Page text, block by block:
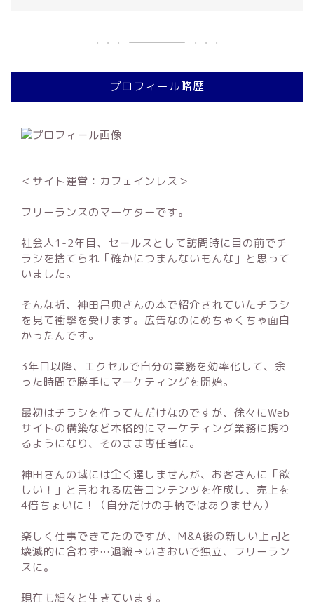
プロフィール略歴
＜サイト運営：カフェインレス＞
フリーランスのマーケターです。
社会人1-2年目、セールスとして訪問時に目の前でチ
ラシを捨てられ「確かにつまんないもんな」と思って
いました。
そんな折、神田昌典さんの本で紹介されていたチラシ
を見て衝撃を受けます。広告なのにめちゃくちゃ面白
かったんです。
3年目以降、エクセルで自分の業務を効率化して、余
った時間で勝手にマーケティングを開始。
最初はチラシを作ってただけなのですが、徐々にWeb
サイトの構築など本格的にマーケティング業務に携わ
るようになり、そのまま専任者に。
神田さんの域には全く達しませんが、お客さんに「欲
しい！」と言われる広告コンテンツを作成し、売上を
4倍ちょいに！（自分だけの手柄ではありません）
楽しく仕事できてたのですが、M&A後の新しい上司と
壊滅的に合わず…退職→いきおいで独立、フリーラン
スに。
現在も細々と生きています。